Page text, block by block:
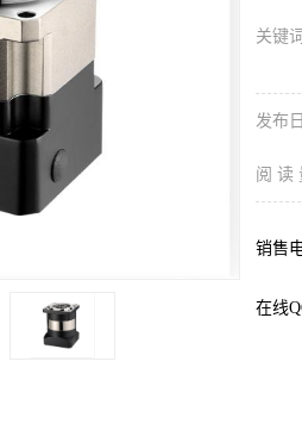
关键词
发布
阅 读
销售
在线